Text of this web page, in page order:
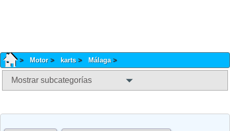
Motor karts Málaga
Mostrar subcategorías